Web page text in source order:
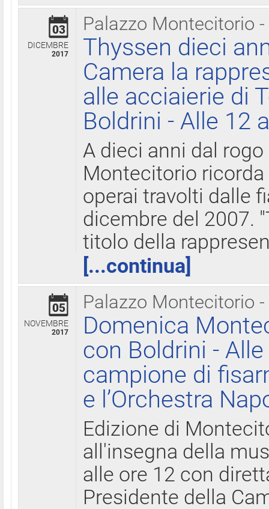
Palazzo Montecitorio
03
DICEMBRE
2017
Thyssen dieci
Camera la
alle acciaierie di
Boldrini - Alle 12
A dieci anni dal
Montecitorio
operai travolti dalle
dicembre del 2007.
titolo della
[...continua]
Palazzo Montecitorio
05
NOVEMBRE
2017
Domenica
con Boldrini -
campione di
e l’Orchestra
Edizione di
all'insegna della
alle ore 12 con
Presidente della